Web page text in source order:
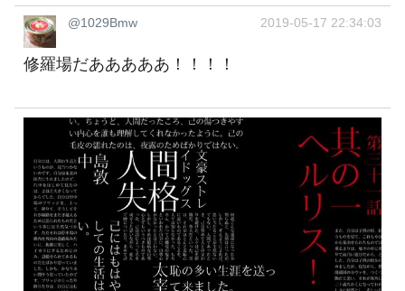
@1029Bmw 2019-05-17 22:34:03
修羅場だあああああ！！！！